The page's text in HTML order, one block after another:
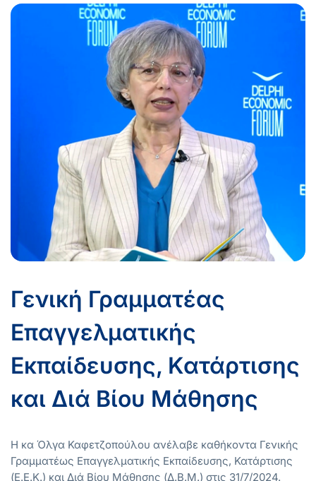
Γενική Γραμματέας
Επαγγελματικής
Εκπαίδευσης, Κατάρτισης
και Διά Βίου Μάθησης
Η κα Όλγα Καφετζοπούλου ανέλαβε καθήκοντα Γενικής
Γραμματέως Επαγγελματικής Εκπαίδευσης, Κατάρτισης
(Ε.Ε.Κ.) και Διά Βίου Μάθησης (Δ.Β.Μ.) στις 31/7/2024.